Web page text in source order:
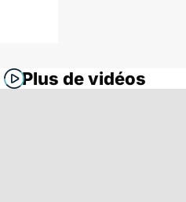
Plus de vidéos